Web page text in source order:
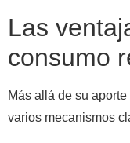
Las
consumo
Más allá de su
varios mecanismos